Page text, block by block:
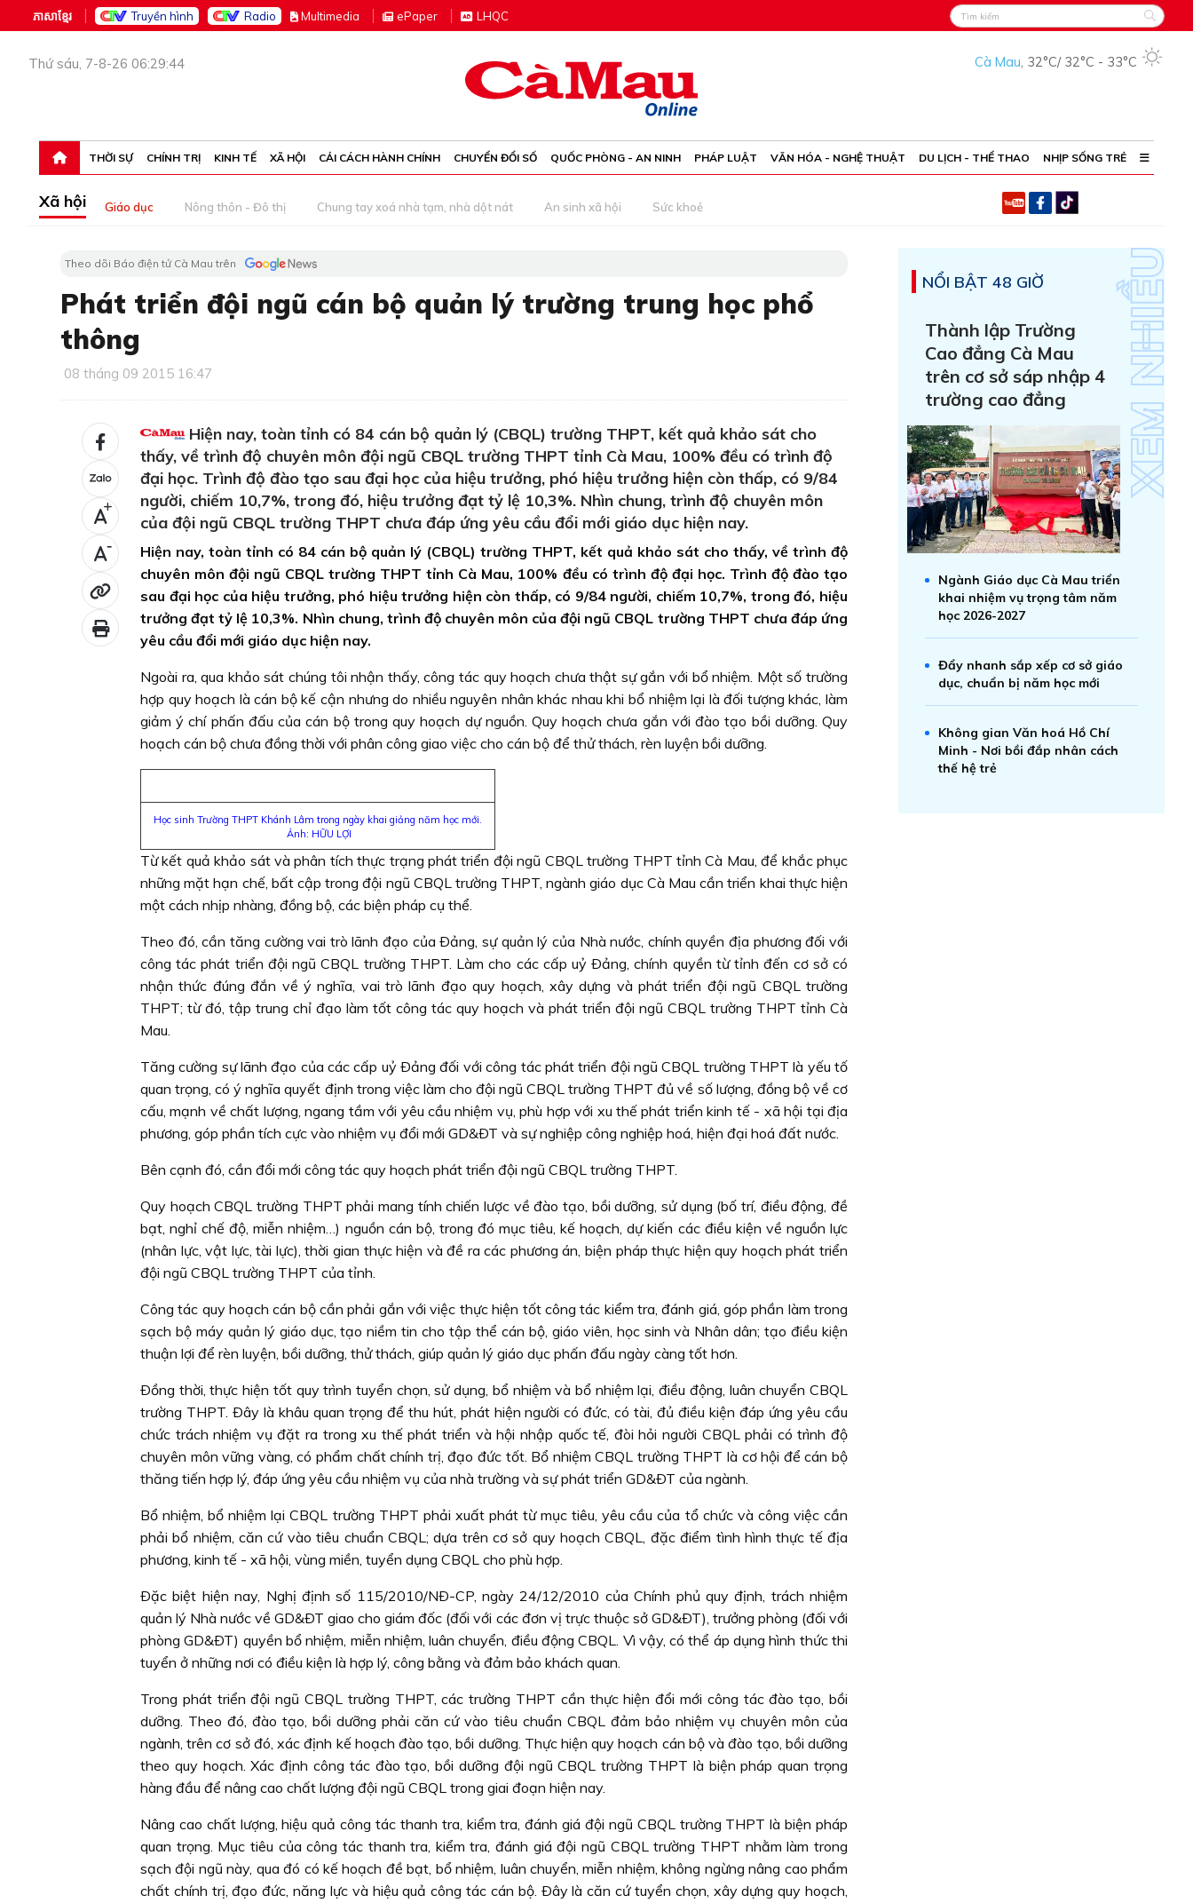
ភាសាខ្មែរ Truyền hình Radio Multimedia ePaper LHQC
Thứ sáu, 7-8-26 06:29:44 Cà Mau, 32°C/ 32°C - 33°C
THỜI SỰ CHÍNH TRỊ KINH TẾ XÃ HỘI CẢI CÁCH HÀNH CHÍNH CHUYỂN ĐỔI SỐ QUỐC PHÒNG - AN NINH PHÁP LUẬT VĂN HÓA - NGHỆ THUẬT DU LỊCH - THỂ THAO NHỊP SỐNG TRẺ
Xã hội Giáo dục Nông thôn - Đô thị Chung tay xoá nhà tạm, nhà dột nát An sinh xã hội Sức khoẻ
Theo dõi Báo điện tử Cà Mau trên
Phát triển đội ngũ cán bộ quản lý trường trung học phổ
thông
08 tháng 09 2015 16:47
+
-
Hiện nay, toàn tỉnh có 84 cán bộ quản lý (CBQL) trường THPT, kết quả khảo sát cho
thấy, về trình độ chuyên môn đội ngũ CBQL trường THPT tỉnh Cà Mau, 100% đều có trình độ
đại học. Trình độ đào tạo sau đại học của hiệu trưởng, phó hiệu trưởng hiện còn thấp, có 9/84
người, chiếm 10,7%, trong đó, hiệu trưởng đạt tỷ lệ 10,3%. Nhìn chung, trình độ chuyên môn
của đội ngũ CBQL trường THPT chưa đáp ứng yêu cầu đổi mới giáo dục hiện nay.
Hiện nay, toàn tỉnh có 84 cán bộ quản lý (CBQL) trường THPT, kết quả khảo sát cho thấy, về trình độ
chuyên môn đội ngũ CBQL trường THPT tỉnh Cà Mau, 100% đều có trình độ đại học. Trình độ đào tạo
sau đại học của hiệu trưởng, phó hiệu trưởng hiện còn thấp, có 9/84 người, chiếm 10,7%, trong đó, hiệu
trưởng đạt tỷ lệ 10,3%. Nhìn chung, trình độ chuyên môn của đội ngũ CBQL trường THPT chưa đáp ứng
yêu cầu đổi mới giáo dục hiện nay.
Ngoài ra, qua khảo sát chúng tôi nhận thấy, công tác quy hoạch chưa thật sự gắn với bổ nhiệm. Một số trường
hợp quy hoạch là cán bộ kế cận nhưng do nhiều nguyên nhân khác nhau khi bổ nhiệm lại là đối tượng khác, làm
giảm ý chí phấn đấu của cán bộ trong quy hoạch dự nguồn. Quy hoạch chưa gắn với đào tạo bồi dưỡng. Quy
hoạch cán bộ chưa đồng thời với phân công giao việc cho cán bộ để thử thách, rèn luyện bồi dưỡng.
Học sinh Trường THPT Khánh Lâm trong ngày khai giảng năm học mới.
Ảnh: HỮU LỢI
Từ kết quả khảo sát và phân tích thực trạng phát triển đội ngũ CBQL trường THPT tỉnh Cà Mau, để khắc phục
những mặt hạn chế, bất cập trong đội ngũ CBQL trường THPT, ngành giáo dục Cà Mau cần triển khai thực hiện
một cách nhịp nhàng, đồng bộ, các biện pháp cụ thể.
Theo đó, cần tăng cường vai trò lãnh đạo của Ðảng, sự quản lý của Nhà nước, chính quyền địa phương đối với
công tác phát triển đội ngũ CBQL trường THPT. Làm cho các cấp uỷ Ðảng, chính quyền từ tỉnh đến cơ sở có
nhận thức đúng đắn về ý nghĩa, vai trò lãnh đạo quy hoạch, xây dựng và phát triển đội ngũ CBQL trường
THPT; từ đó, tập trung chỉ đạo làm tốt công tác quy hoạch và phát triển đội ngũ CBQL trường THPT tỉnh Cà
Mau.
Tăng cường sự lãnh đạo của các cấp uỷ Ðảng đối với công tác phát triển đội ngũ CBQL trường THPT là yếu tố
quan trọng, có ý nghĩa quyết định trong việc làm cho đội ngũ CBQL trường THPT đủ về số lượng, đồng bộ về cơ
cấu, mạnh về chất lượng, ngang tầm với yêu cầu nhiệm vụ, phù hợp với xu thế phát triển kinh tế - xã hội tại địa
phương, góp phần tích cực vào nhiệm vụ đổi mới GD&ÐT và sự nghiệp công nghiệp hoá, hiện đại hoá đất nước.
Bên cạnh đó, cần đổi mới công tác quy hoạch phát triển đội ngũ CBQL trường THPT.
Quy hoạch CBQL trường THPT phải mang tính chiến lược về đào tạo, bồi dưỡng, sử dụng (bố trí, điều động, đề
bạt, nghỉ chế độ, miễn nhiệm…) nguồn cán bộ, trong đó mục tiêu, kế hoạch, dự kiến các điều kiện về nguồn lực
(nhân lực, vật lực, tài lực), thời gian thực hiện và đề ra các phương án, biện pháp thực hiện quy hoạch phát triển
đội ngũ CBQL trường THPT của tỉnh.
Công tác quy hoạch cán bộ cần phải gắn với việc thực hiện tốt công tác kiểm tra, đánh giá, góp phần làm trong
sạch bộ máy quản lý giáo dục, tạo niềm tin cho tập thể cán bộ, giáo viên, học sinh và Nhân dân; tạo điều kiện
thuận lợi để rèn luyện, bồi dưỡng, thử thách, giúp quản lý giáo dục phấn đấu ngày càng tốt hơn.
Ðồng thời, thực hiện tốt quy trình tuyển chọn, sử dụng, bổ nhiệm và bổ nhiệm lại, điều động, luân chuyển CBQL
trường THPT. Ðây là khâu quan trọng để thu hút, phát hiện người có đức, có tài, đủ điều kiện đáp ứng yêu cầu
chức trách nhiệm vụ đặt ra trong xu thế phát triển và hội nhập quốc tế, đòi hỏi người CBQL phải có trình độ
chuyên môn vững vàng, có phẩm chất chính trị, đạo đức tốt. Bổ nhiệm CBQL trường THPT là cơ hội để cán bộ
thăng tiến hợp lý, đáp ứng yêu cầu nhiệm vụ của nhà trường và sự phát triển GD&ÐT của ngành.
Bổ nhiệm, bổ nhiệm lại CBQL trường THPT phải xuất phát từ mục tiêu, yêu cầu của tổ chức và công việc cần
phải bổ nhiệm, căn cứ vào tiêu chuẩn CBQL; dựa trên cơ sở quy hoạch CBQL, đặc điểm tình hình thực tế địa
phương, kinh tế - xã hội, vùng miền, tuyển dụng CBQL cho phù hợp.
Ðặc biệt hiện nay, Nghị định số 115/2010/NÐ-CP, ngày 24/12/2010 của Chính phủ quy định, trách nhiệm
quản lý Nhà nước về GD&ÐT giao cho giám đốc (đối với các đơn vị trực thuộc sở GD&ÐT), trưởng phòng (đối với
phòng GD&ÐT) quyền bổ nhiệm, miễn nhiệm, luân chuyển, điều động CBQL. Vì vậy, có thể áp dụng hình thức thi
tuyển ở những nơi có điều kiện là hợp lý, công bằng và đảm bảo khách quan.
Trong phát triển đội ngũ CBQL trường THPT, các trường THPT cần thực hiện đổi mới công tác đào tạo, bồi
dưỡng. Theo đó, đào tạo, bồi dưỡng phải căn cứ vào tiêu chuẩn CBQL đảm bảo nhiệm vụ chuyên môn của
ngành, trên cơ sở đó, xác định kế hoạch đào tạo, bồi dưỡng. Thực hiện quy hoạch cán bộ và đào tạo, bồi dưỡng
theo quy hoạch. Xác định công tác đào tạo, bồi dưỡng đội ngũ CBQL trường THPT là biện pháp quan trọng
hàng đầu để nâng cao chất lượng đội ngũ CBQL trong giai đoạn hiện nay.
Nâng cao chất lượng, hiệu quả công tác thanh tra, kiểm tra, đánh giá đội ngũ CBQL trường THPT là biện pháp
quan trọng. Mục tiêu của công tác thanh tra, kiểm tra, đánh giá đội ngũ CBQL trường THPT nhằm làm trong
sạch đội ngũ này, qua đó có kế hoạch đề bạt, bổ nhiệm, luân chuyển, miễn nhiệm, không ngừng nâng cao phẩm
chất chính trị, đạo đức, năng lực và hiệu quả công tác cán bộ. Ðây là căn cứ tuyển chọn, xây dựng quy hoạch,
NỔI BẬT 48 GIỜ
Thành lập Trường
Cao đẳng Cà Mau
trên cơ sở sáp nhập 4
trường cao đẳng
Ngành Giáo dục Cà Mau triển
khai nhiệm vụ trọng tâm năm
học 2026-2027
Đẩy nhanh sắp xếp cơ sở giáo
dục, chuẩn bị năm học mới
Không gian Văn hoá Hồ Chí
Minh - Nơi bồi đắp nhân cách
thế hệ trẻ